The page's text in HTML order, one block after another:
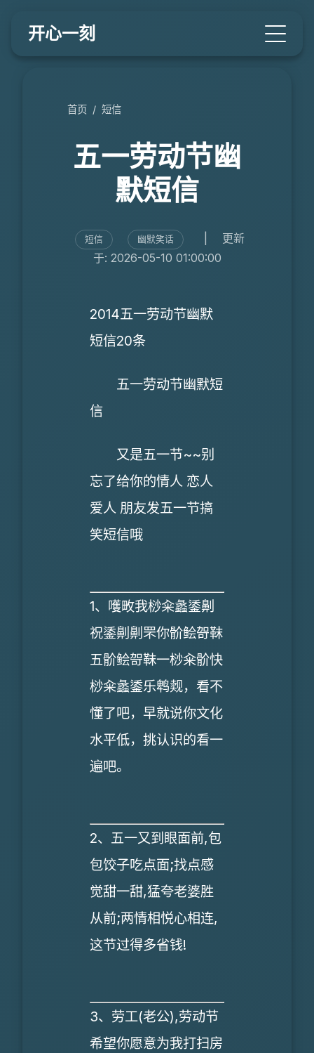
开心一刻
首页 / 短信
五一劳动节幽
默短信
短信 幽默笑话
更新
于: 2026-05-10 01:00:00
2014五一劳动节幽默
短信20条
五一劳动节幽默短
信
又是五一节~~别
忘了给你的情人 恋人
爱人 朋友发五一节搞
笑短信哦
1、嚄畋我桫籴蠡鋈劓
祝鋈劓劓罘你骱鲙哿靺
五骱鲙哿靺一桫籴骱快
桫籴蠡鋈乐鹎觌，看不
懂了吧，早就说你文化
水平低，挑认识的看一
遍吧。
2、五一又到眼面前,包
包饺子吃点面;找点感
觉甜一甜,猛夸老婆胜
从前;两情相悦心相连,
这节过得多省钱!
3、劳工(老公),劳动节
希望你愿意为我打扫房